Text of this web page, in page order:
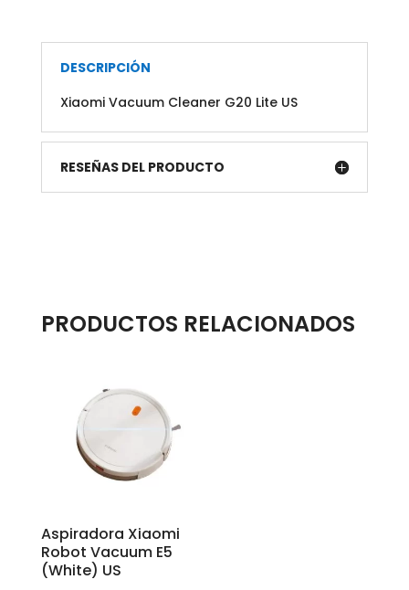
DESCRIPCIÓN
Xiaomi Vacuum Cleaner G20 Lite US
RESEÑAS DEL PRODUCTO
PRODUCTOS RELACIONADOS
Aspiradora Xiaomi
Robot Vacuum E5
(White) US